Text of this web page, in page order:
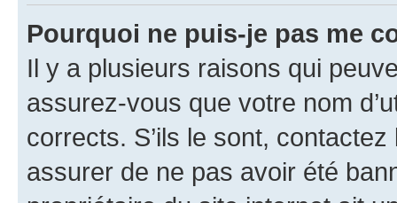
Pourquoi ne puis-je pas me
Il y a plusieurs raisons qui
assurez-vous que votre nom
corrects. S’ils le sont,
assurer de ne pas avoir été